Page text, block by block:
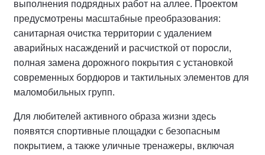
выполнения подрядных работ на аллее. Проектом
предусмотрены масштабные преобразования:
санитарная очистка территории с удалением
аварийных насаждений и расчисткой от поросли,
полная замена дорожного покрытия с установкой
современных бордюров и тактильных элементов для
маломобильных групп.
Для любителей активного образа жизни здесь
появятся спортивные площадки с безопасным
покрытием, а также уличные тренажеры, включая